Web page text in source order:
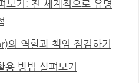
보기: 전 세계적으로 유명
역할과 책임 점검하기
방법 살펴보기